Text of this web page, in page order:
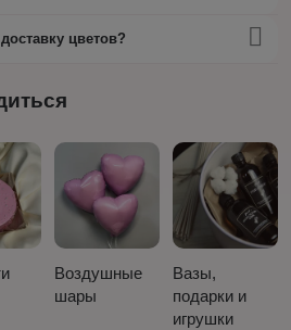
цветов?
Воздушные
шары
Вазы,
подарки и
игрушки